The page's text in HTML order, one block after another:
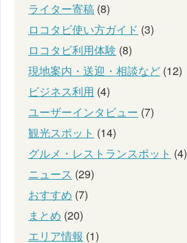
ライター寄稿 (8)
ロコタビ使い方ガイド (3)
ロコタビ利用体験 (8)
現地案内・送迎・相談など (12)
ビジネス利用 (4)
ユーザーインタビュー (7)
観光スポット (14)
グルメ・レストランスポット (4)
ニュース (29)
おすすめ (7)
まとめ (20)
エリア情報 (1)